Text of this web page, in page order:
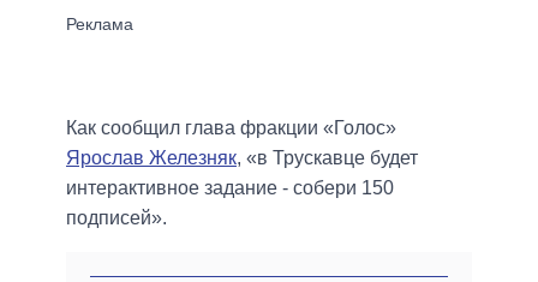
Как сообщил глава фракции «Голос»
Ярослав Железняк, «в Трускавце будет
интерактивное задание - собери 150
подписей».